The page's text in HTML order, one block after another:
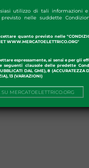
utilizzo di tali informazioni
nelle suddette
quanto previsto nelle
WWW.MERCATOELETTRICO.ORG"
espressamente, ai sensi e per gli
seguenti clausole delle predette
DAL GME), 8 (ACCURATEZZA
13 (VARIAZIONI)
MERCATOELETTRICO.ORG